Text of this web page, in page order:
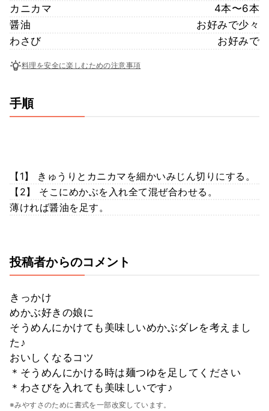
カニカマ
4本〜6本
醤油
お好みで少々
わさび
お好みで
料理を安全に楽しむための注意事項
手順
【1】 きゅうりとカニカマを細かいみじん切りにする。
【2】 そこにめかぶを入れ全て混ぜ合わせる。
薄ければ醤油を足す。
投稿者からのコメント
きっかけ
めかぶ好きの娘に
そうめんにかけても美味しいめかぶダレを考えまし
た♪
おいしくなるコツ
＊そうめんにかける時は麺つゆを足してください
＊わさびを入れても美味しいです♪
※みやすさのために書式を一部改変しています。